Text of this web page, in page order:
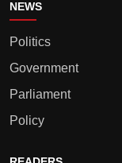
NEWS
Politics
Government
Parliament
Policy